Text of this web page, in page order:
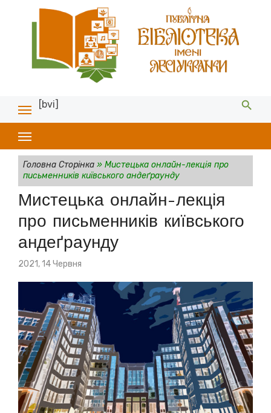
[bvi]
Головна Сторінка» Мистецька онлайн-лекція про
письменників київського андеґраунду
Мистецька онлайн-лекція
про письменників київського
андеґраунду
Posted
2021, 14 Червня